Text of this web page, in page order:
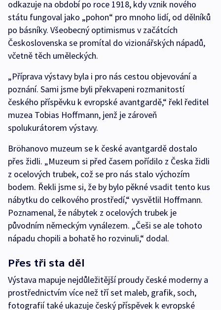
odkazuje na období po roce 1918, kdy vznik nového
státu fungoval jako „pohon“ pro mnoho lidí, od dělníků
po básníky. Všeobecný optimismus v začátcích
Československa se promítal do vizionářských nápadů,
včetně těch uměleckých.
„Příprava výstavy byla i pro nás cestou objevování a
poznání. Sami jsme byli překvapeni rozmanitostí
českého příspěvku k evropské avantgardě,“ řekl ředitel
muzea Tobias Hoffmann, jenž je zároveň
spolukurátorem výstavy.
Bröhanovo muzeum se k české avantgardě dostalo
přes židli. „Muzeum si před časem pořídilo z Česka židli
z ocelových trubek, což se pro nás stalo výchozím
bodem. Řekli jsme si, že by bylo pěkné vsadit tento kus
nábytku do celkového prostředí,“ vysvětlil Hoffmann.
Poznamenal, že nábytek z ocelových trubek je
původním německým vynálezem. „Češi se ale tohoto
nápadu chopili a bohatě ho rozvinuli,“ dodal.
Přes tři sta děl
Výstava mapuje nejdůležitější proudy české moderny a
prostřednictvím více než tří set maleb, grafik, soch,
fotografií také ukazuje český příspěvek k evropské